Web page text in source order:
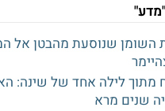
השומן שנוסעת מהבטן אל
מתוך לילה אחד של שינה:
שנים מרא